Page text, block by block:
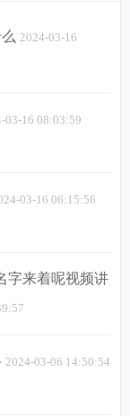
2024-03-16
03-16 08:03:59
03-16 06:15:56
字来着呢视频讲
2024-03-06 14:50:54